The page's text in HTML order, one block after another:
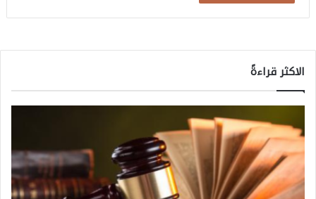
الاكثر قراءةً